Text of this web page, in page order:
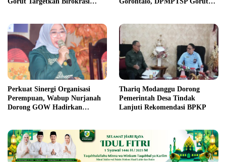
Perkuat Sinergi Organisasi
Perempuan, Wabup Nurjanah
Dorong GOW Hadirkan
Thariq Modanggu Dorong
Pemerintah Desa Tindak
Lanjuti Rekomendasi BPKP